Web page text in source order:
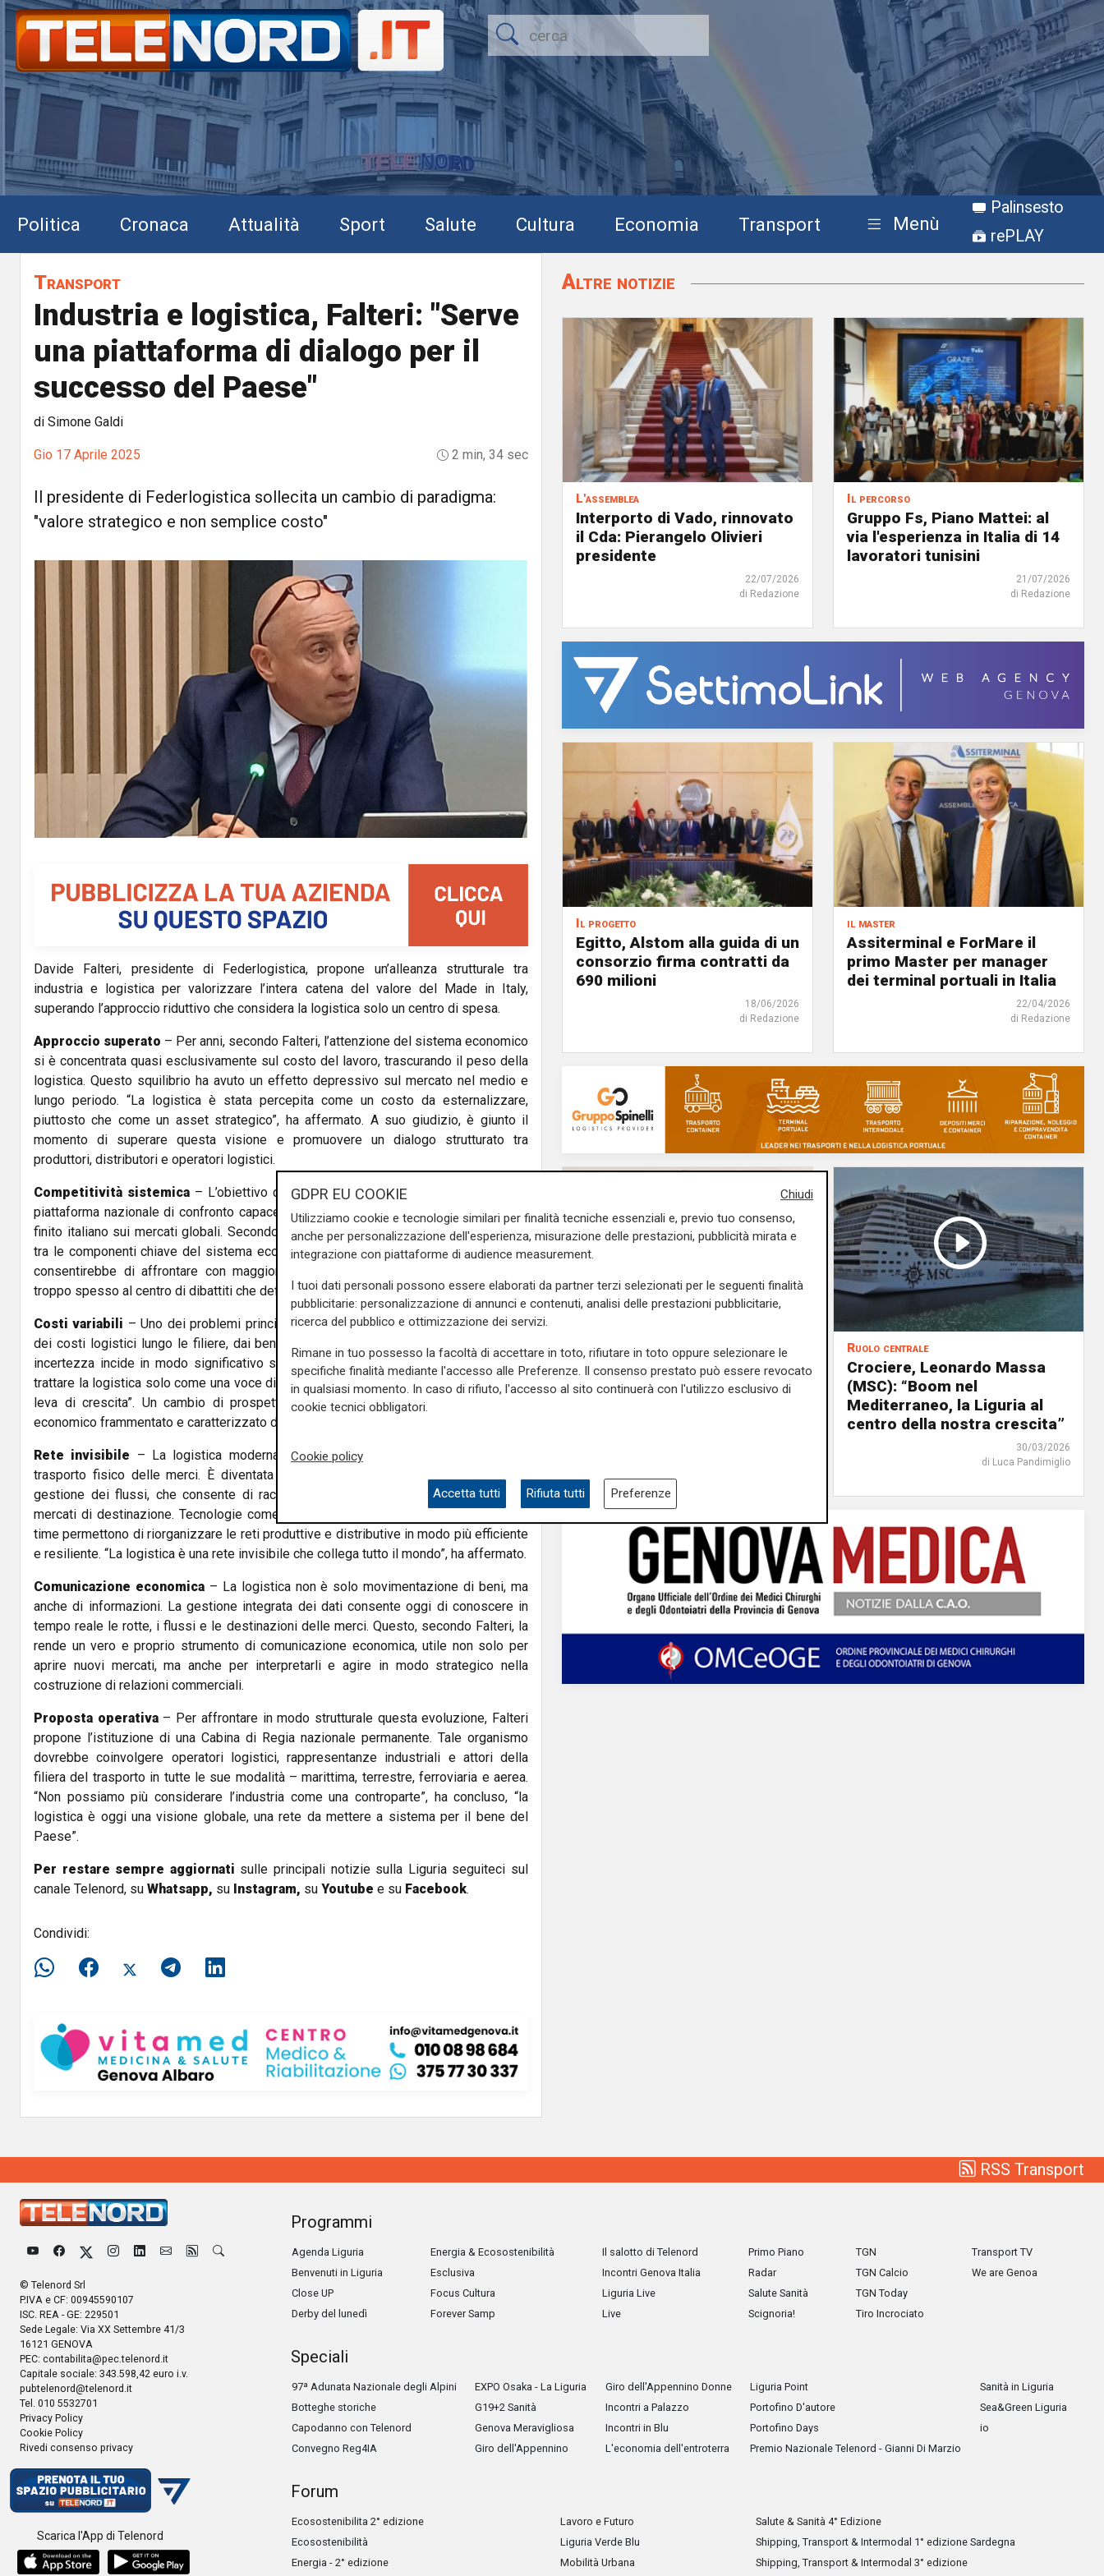
Politica Cronaca Attualità Sport Salute Cultura Economia Transport Menù
Palinsesto
rePLAY
Transport
Industria e logistica, Falteri: "Serve
una piattaforma di dialogo per il
successo del Paese"
di Simone Galdi
Gio 17 Aprile 2025 2 min, 34 sec
Il presidente di Federlogistica sollecita un cambio di paradigma:
"valore strategico e non semplice costo"
Davide Falteri, presidente di Federlogistica, propone un’alleanza strutturale tra
industria e logistica per valorizzare l’intera catena del valore del Made in Italy,
superando l’approccio riduttivo che considera la logistica solo un centro di spesa.
Approccio superato – Per anni, secondo Falteri, l’attenzione del sistema economico
si è concentrata quasi esclusivamente sul costo del lavoro, trascurando il peso della
logistica. Questo squilibrio ha avuto un effetto depressivo sul mercato nel medio e
lungo periodo. “La logistica è stata percepita come un costo da esternalizzare,
piuttosto che come un asset strategico”, ha affermato. A suo giudizio, è giunto il
momento di superare questa visione e promuovere un dialogo strutturato tra
produttori, distributori e operatori logistici.
Competitività sistemica– L’obiettivo dichiarato da Falteri è la costruzione di una
piattaforma nazionale di confronto capace di rafforzare la competitività del prodotto
finito italiano sui mercati globali. Secondo il presidente di Federlogistica, un’alleanza
tra le componenti chiave del sistema economico – dall’industria alla distribuzione –
consentirebbe di affrontare con maggiore efficacia temi come burocrazia e dazi,
troppo spesso al centro di dibattiti che definisce “sterili”.
Costi variabili – Uno dei problemi principali, sottolinea Falteri, è l’elevata variabilità
dei costi logistici lungo le filiere, dai beni di largo consumo all’e-commerce. Questa
incertezza incide in modo significativo sul prezzo finale dei prodotti. “Continuare a
trattare la logistica solo come una voce di spesa – spiega – significa rinunciare a una
leva di crescita”. Un cambio di prospettiva è urgente, soprattutto in un contesto
economico frammentato e caratterizzato da infrastrutture logistiche poco integrate.
Rete invisibile – La logistica moderna, ha ricordato Falteri, non si limita più al
trasporto fisico delle merci. È diventata un sistema intelligente di tracciamento e
gestione dei flussi, che consente di raccogliere dati strategici per comprendere i
mercati di destinazione. Tecnologie come l’intelligenza artificiale e i sistemi just-in-
time permettono di riorganizzare le reti produttive e distributive in modo più efficiente
e resiliente. “La logistica è una rete invisibile che collega tutto il mondo”, ha affermato.
Comunicazione economica– La logistica non è solo movimentazione di beni, ma
anche di informazioni. La gestione integrata dei dati consente oggi di conoscere in
tempo reale le rotte, i flussi e le destinazioni delle merci. Questo, secondo Falteri, la
rende un vero e proprio strumento di comunicazione economica, utile non solo per
aprire nuovi mercati, ma anche per interpretarli e agire in modo strategico nella
costruzione di relazioni commerciali.
Proposta operativa– Per affrontare in modo strutturale questa evoluzione, Falteri
propone l’istituzione di una Cabina di Regia nazionale permanente. Tale organismo
dovrebbe coinvolgere operatori logistici, rappresentanze industriali e attori della
filiera del trasporto in tutte le sue modalità – marittima, terrestre, ferroviaria e aerea.
“Non possiamo più considerare l’industria come una controparte”, ha concluso, “la
logistica è oggi una visione globale, una rete da mettere a sistema per il bene del
Paese”.
Per restare sempre aggiornati sulle principali notizie sulla Liguria seguiteci sul
canale Telenord, su Whatsapp, su Instagram, su Youtube e su Facebook.
Condividi:
Altre notizie
L'assemblea
Interporto di Vado, rinnovato
il Cda: Pierangelo Olivieri
presidente
22/07/2026
di Redazione
Il percorso
Gruppo Fs, Piano Mattei: al
via l'esperienza in Italia di 14
lavoratori tunisini
21/07/2026
di Redazione
Il progetto
Egitto, Alstom alla guida di un
consorzio firma contratti da
690 milioni
18/06/2026
di Redazione
il master
Assiterminal e ForMare il
primo Master per manager
dei terminal portuali in Italia
22/04/2026
di Redazione
il passaggio
MSC passa alla nuova
generazione: proprietà
Ruolo centrale
Crociere, Leonardo Massa
(MSC): “Boom nel
Mediterraneo, la Liguria al
centro della nostra crescita”
30/03/2026
di Luca Pandimiglio
RSS Transport
© Telenord Srl
P.IVA e CF: 00945590107
ISC. REA - GE: 229501
Sede Legale: Via XX Settembre 41/3
16121 GENOVA
PEC: contabilita@pec.telenord.it
Capitale sociale: 343.598,42 euro i.v.
pubtelenord@telenord.it
Tel. 010 5532701
Privacy Policy
Cookie Policy
Rivedi consenso privacy
Scarica l'App di Telenord
Programmi
Agenda Liguria
Benvenuti in Liguria
Close UP
Derby del lunedì
Energia & Ecosostenibilità
Esclusiva
Focus Cultura
Forever Samp
Il salotto di Telenord
Incontri Genova Italia
Liguria Live
Live
Primo Piano
Radar
Salute Sanità
Scignoria!
TGN
TGN Calcio
TGN Today
Tiro Incrociato
Transport TV
We are Genoa
Speciali
97ª Adunata Nazionale degli Alpini
Botteghe storiche
Capodanno con Telenord
Convegno Reg4IA
EXPO Osaka - La Liguria
G19+2 Sanità
Genova Meravigliosa
Giro dell'Appennino
Giro dell'Appennino Donne
Incontri a Palazzo
Incontri in Blu
L'economia dell'entroterra
Liguria Point
Portofino D'autore
Portofino Days
Premio Nazionale Telenord - Gianni Di Marzio
Sanità in Liguria
Sea&Green Liguria
io
Forum
Ecosostenibilita 2° edizione
Ecosostenibilità
Energia - 2° edizione
Lavoro e Futuro
Liguria Verde Blu
Mobilità Urbana
Salute & Sanità 4° Edizione
Shipping, Transport & Intermodal 1° edizione Sardegna
Shipping, Transport & Intermodal 3° edizione
Chiudi
GDPR EU COOKIE
Utilizziamo cookie e tecnologie similari per finalità tecniche essenziali e, previo tuo consenso,
anche per personalizzazione dell'esperienza, misurazione delle prestazioni, pubblicità mirata e
integrazione con piattaforme di audience measurement.
I tuoi dati personali possono essere elaborati da partner terzi selezionati per le seguenti finalità
pubblicitarie: personalizzazione di annunci e contenuti, analisi delle prestazioni pubblicitarie,
ricerca del pubblico e ottimizzazione dei servizi.
Rimane in tuo possesso la facoltà di accettare in toto, rifiutare in toto oppure selezionare le
specifiche finalità mediante l'accesso alle Preferenze. Il consenso prestato può essere revocato
in qualsiasi momento. In caso di rifiuto, l'accesso al sito continuerà con l'utilizzo esclusivo di
cookie tecnici obbligatori.
Cookie policy
Accetta tutti Rifiuta tutti Preferenze